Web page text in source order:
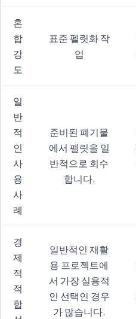
혼
합
강
도
표준 펠릿화 작
업
일
반
적
인
사
용
사
례
준비된 폐기물
에서 펠릿을 일
반적으로 회수
합니다.
경
제
적
적
합
일반적인 재활
용 프로젝트에
서 가장 실용적
인 선택인 경우
가 많습니다.